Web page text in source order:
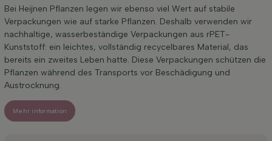
Bei Heijnen Pflanzen legen wir ebenso viel Wert auf stabile
Verpackungen wie auf starke Pflanzen. Deshalb verwenden wir
nachhaltige, wasserbeständige Verpackungen aus rPET-
Kunststoff: ein leichtes, vollständig recycelbares Material, das
bereits ein zweites Leben hatte. Diese Verpackungen schützen die
Pflanzen während des Transports vor Beschädigung und
Austrocknung.
Mehr information